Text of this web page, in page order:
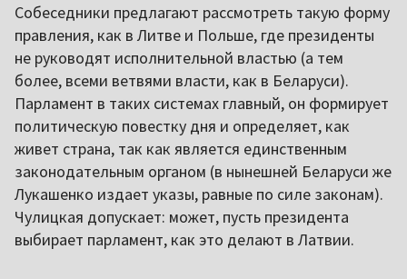
Собеседники предлагают рассмотреть такую форму
правления, как в Литве и Польше, где президенты
не руководят исполнительной властью (а тем
более, всеми ветвями власти, как в Беларуси).
Парламент в таких системах главный, он формирует
политическую повестку дня и определяет, как
живет страна, так как является единственным
законодательным органом (в нынешней Беларуси же
Лукашенко издает указы, равные по силе законам).
Чулицкая допускает: может, пусть президента
выбирает парламент, как это делают в Латвии.